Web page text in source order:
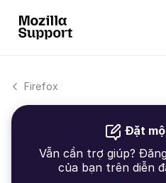
Firefox
Đặt
Vẫn cần trợ giúp?
của bạn trên diễn